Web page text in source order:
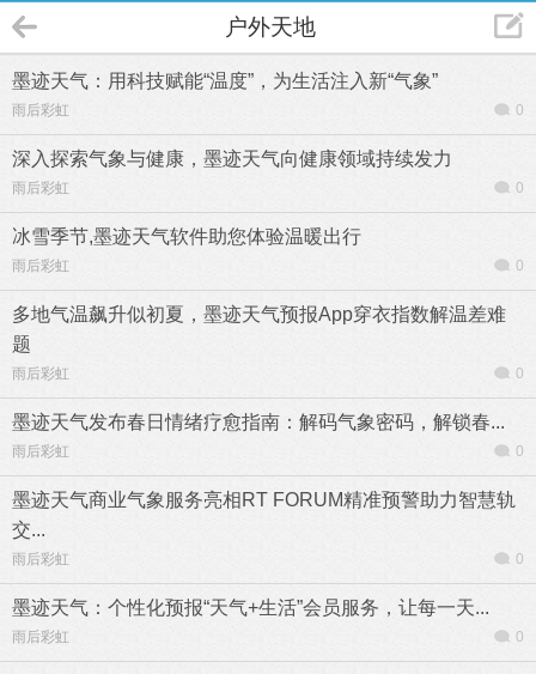
户外天地
墨迹天气：用科技赋能“温度”，为生活注入新“气象”
雨后彩虹 0
深入探索气象与健康，墨迹天气向健康领域持续发力
雨后彩虹 0
冰雪季节,墨迹天气软件助您体验温暖出行
雨后彩虹 0
多地气温飙升似初夏，墨迹天气预报App穿衣指数解温差难
题
雨后彩虹 0
墨迹天气发布春日情绪疗愈指南：解码气象密码，解锁春...
雨后彩虹 0
墨迹天气商业气象服务亮相RT FORUM精准预警助力智慧轨
交...
雨后彩虹 0
墨迹天气：个性化预报“天气+生活”会员服务，让每一天...
雨后彩虹 0